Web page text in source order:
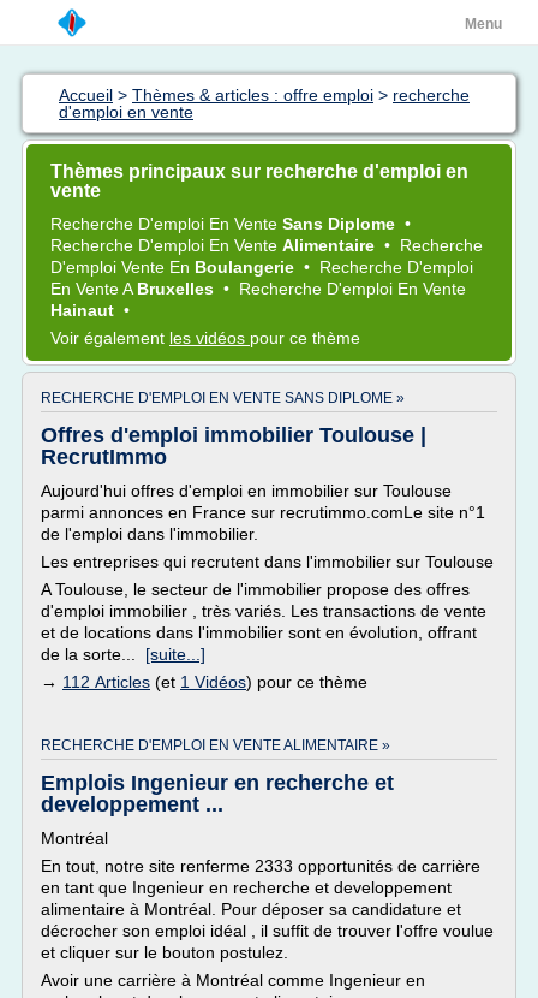
Menu
Accueil > Thèmes & articles : offre emploi > recherche
d'emploi en vente
Thèmes principaux sur recherche d'emploi en
vente
Recherche D'emploi En Vente Sans Diplome •
Recherche D'emploi En Vente Alimentaire • Recherche
D'emploi Vente En Boulangerie • Recherche D'emploi
En VenteA Bruxelles • Recherche D'emploi En Vente
Hainaut •
Voir également les vidéos pour ce thème
RECHERCHE D'EMPLOI EN VENTE SANS DIPLOME »
Offres d'emploi immobilier Toulouse |
RecrutImmo
Aujourd'hui offres d'emploi en immobilier sur Toulouse
parmi annonces en France sur recrutimmo.comLe site n°1
de l'emploi dans l'immobilier.
Les entreprises qui recrutent dans l'immobilier sur Toulouse
A Toulouse, le secteur de l'immobilier propose des offres
d'emploi immobilier , très variés. Les transactions de vente
et de locations dans l'immobilier sont en évolution, offrant
de la sorte... [suite...]
→ 112 Articles (et 1 Vidéos) pour ce thème
RECHERCHE D'EMPLOI EN VENTE ALIMENTAIRE »
Emplois Ingenieur en recherche et
developpement ...
Montréal
En tout, notre site renferme 2333 opportunités de carrière
en tant que Ingenieur en recherche et developpement
alimentaire à Montréal. Pour déposer sa candidature et
décrocher son emploi idéal , il suffit de trouver l'offre voulue
et cliquer sur le bouton postulez.
Avoir une carrière à Montréal comme Ingenieur en